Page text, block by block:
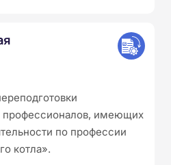
профессионалов, имеющих
по профессии
котла».